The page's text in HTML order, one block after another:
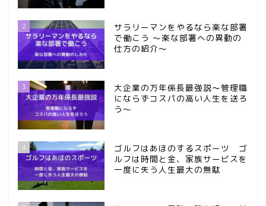
2
サラリーマンをやるなら楽な部署
で働こう ～楽な部署への異動の
仕方の紹介～
3
大企業の万年係長最強説～管理職
にならずコスパの高い人生を送ろ
う～
4
ゴルフはあほのするスポーツ ゴ
ルフは時間と金、家族サービスを
一度に失う人生最大の無駄